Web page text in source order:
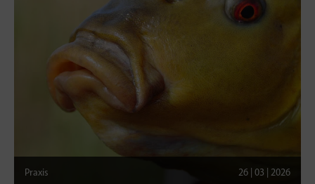
Praxis 26 | 03 | 2026